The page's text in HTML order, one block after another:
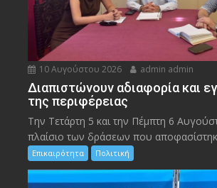
10 Αυγούστου 2026 admin admin
Διαπιστώνουν αδιαφορία και
της περιφέρειας
Την Τετάρτη 5 και την Πέμπτη 6
πλαίσιο των δράσεων που
Επικαιρότητα Πολιτική